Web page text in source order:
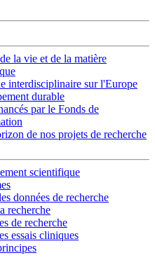
la vie et de la matière
interdisciplinaire sur l'Europe
durable
par le Fonds de
de nos projets de recherche
scientifique
données de recherche
recherche
de recherche
essais cliniques